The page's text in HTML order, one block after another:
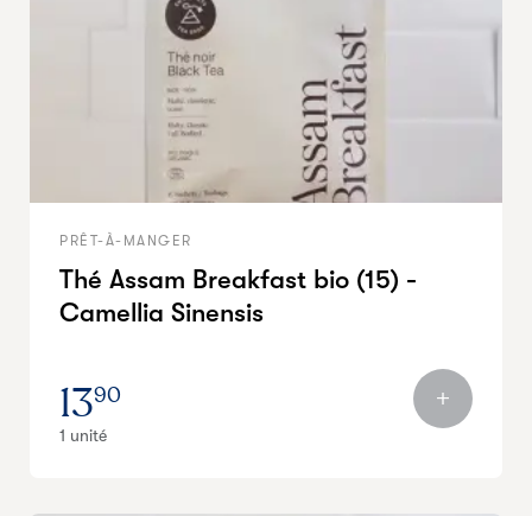
PRÊT-À-MANGER
Thé Assam Breakfast bio (15) -
Camellia Sinensis
1390
1 unité